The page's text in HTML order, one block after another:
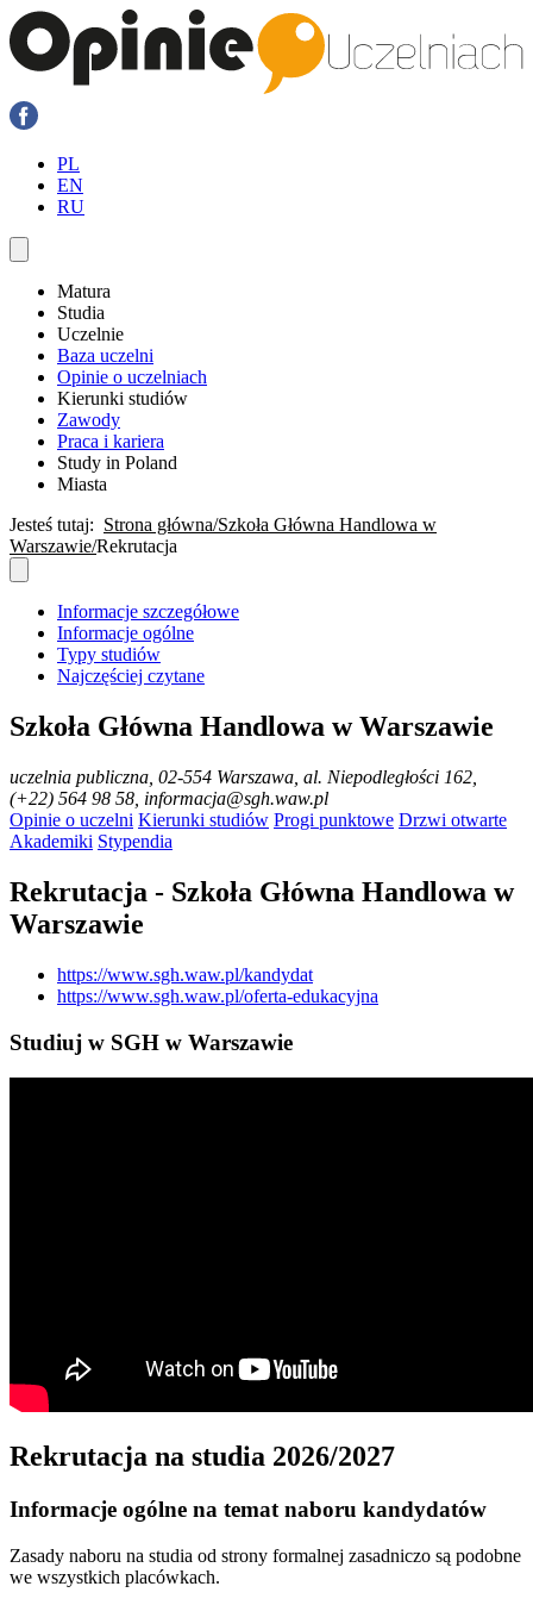
PL
EN
RU
Matura
Studia
Uczelnie
Baza uczelni
Opinie o uczelniach
Kierunki studiów
Zawody
Praca i kariera
Study in Poland
Miasta
Jesteś tutaj: Strona główna Szkoła Główna Handlowa w
Warszawie Rekrutacja
Informacje szczegółowe
Informacje ogólne
Typy studiów
Najczęściej czytane
Szkoła Główna Handlowa w Warszawie
uczelnia publiczna , 02-554 Warszawa, al. Niepodległości 162,
(+22) 564 98 58, informacja@sgh.waw.pl
Opinie o uczelni Kierunki studiów Progi punktowe Drzwi otwarte
Akademiki Stypendia
Rekrutacja - Szkoła Główna Handlowa w
Warszawie
https://www.sgh.waw.pl/kandydat
https://www.sgh.waw.pl/oferta-edukacyjna
Studiuj w SGH w Warszawie
Rekrutacja na studia 2026/2027
Informacje ogólne na temat naboru kandydatów
Zasady naboru na studia od strony formalnej zasadniczo są podobne
we wszystkich placówkach.